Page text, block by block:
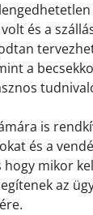
és a
a
is
és a
hogy mikor
az